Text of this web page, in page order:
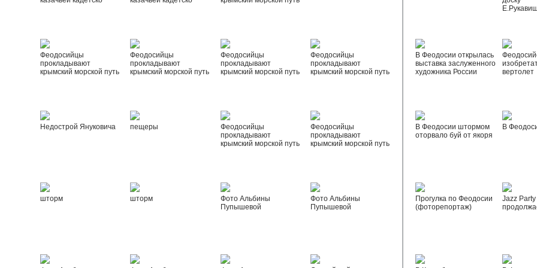
Феодосийцы
прокладывают
крымский морской путь
Феодосийцы
прокладывают
крымский морской путь
Феодосийцы
прокладывают
крымский морской путь
Феодосийцы
прокладывают
крымский морской путь
Недострой Януковича пещеры
Феодосийцы
прокладывают
крымский морской путь
Феодосийцы
прокладывают
крымский морской путь
шторм шторм
Фото Альбины
Пупышевой
Фото Альбины
Пупышевой
В Феодосии открылась
выставка заслуженного
художника России
вертолет
В Феодосии штормом
оторвало буй от якоря
В
Прогулка по Феодосии
(фоторепортаж)
Jazz